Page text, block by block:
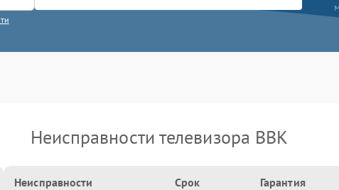
Неисправности телевизора BBK
Неисправности Срок Гарантия